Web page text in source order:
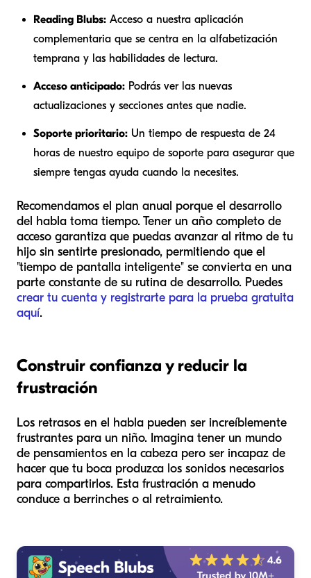
Reading Blubs: Acceso a nuestra aplicación
complementaria que se centra en la alfabetización
temprana y las habilidades de lectura.
Acceso anticipado: Podrás ver las nuevas
actualizaciones y secciones antes que nadie.
Soporte prioritario: Un tiempo de respuesta de 24
horas de nuestro equipo de soporte para asegurar que
siempre tengas ayuda cuando la necesites.
Recomendamos el plan anual porque el desarrollo
del habla toma tiempo. Tener un año completo de
acceso garantiza que puedas avanzar al ritmo de tu
hijo sin sentirte presionado, permitiendo que el
"tiempo de pantalla inteligente" se convierta en una
parte constante de su rutina de desarrollo. Puedes
crear tu cuenta y registrarte para la prueba gratuita
aquí.
Construir confianza y reducir la
frustración
Los retrasos en el habla pueden ser increíblemente
frustrantes para un niño. Imagina tener un mundo
de pensamientos en la cabeza pero ser incapaz de
hacer que tu boca produzca los sonidos necesarios
para compartirlos. Esta frustración a menudo
conduce a berrinches o al retraimiento.